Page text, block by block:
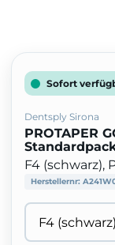
Sofort
Dentsply Sirona
PROTAPER
F4 (schwarz),
Herstellernr: